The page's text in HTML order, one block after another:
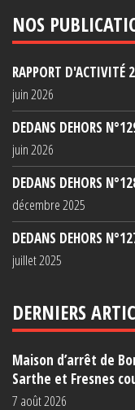
NOS
RAPPORT D'ACTIVITÉ
juin 2026
DEDANS DEHORS
juin 2026
DEDANS DEHORS
décembre 2025
DEDANS DEHORS
juillet 2025
DERNIERS
Maison d’arrêt de
Sarthe et Fresnes
7 août 2026